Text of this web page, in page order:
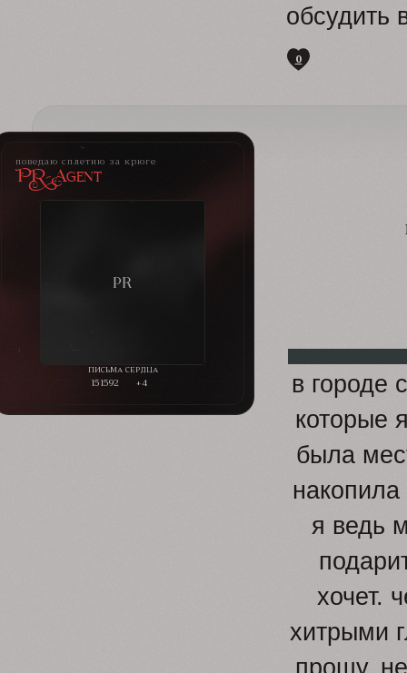
обсудить
0
поведаю сплетню за крюге
PR-Agent
151592 +4
в городе
которые
была
накопила
я ведь
хочет.
хитрыми
прошу,